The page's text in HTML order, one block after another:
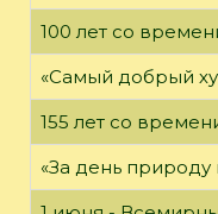
100 лет со
«Самый добрый
155 лет со
«За день природу